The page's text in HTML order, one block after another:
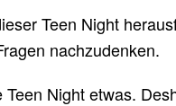
Teen Night
nachzudenken.
Night etwas.